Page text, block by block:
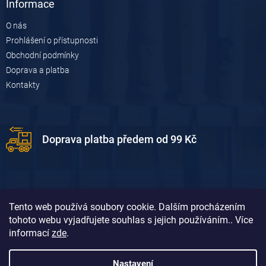
Tento web používá soubory cookie. Dalším procházením
tohoto webu vyjadřujete souhlas s jejich používáním.. Více
informací zde.
Nastavení
Informace
O nás
Prohlášení o přístupnosti
Obchodní podmínky
Doprava a platba
Kontakty
Doprava platba předem od 99 Kč
Doprava platba dobírkou od 119 Kč